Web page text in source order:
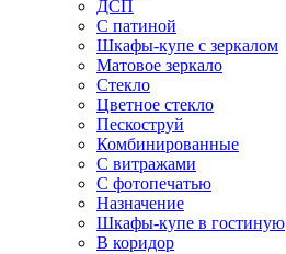
ДСП
С патиной
Шкафы-купе с зеркалом
Матовое зеркало
Стекло
Цветное стекло
Пескоструй
Комбинированные
С витражами
С фотопечатью
Назначение
Шкафы-купе в гостиную
В коридор